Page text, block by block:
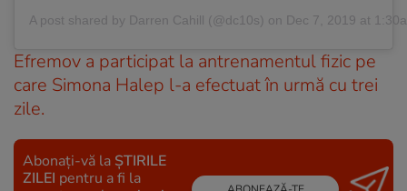
A post shared by Darren Cahill (@dc10s) on Dec 7, 2019 at
Efremov a participat la antrenamentul fizic pe
care Simona Halep l-a efectuat în urmă cu trei
zile.
Abonați-vă la ȘTIRILE
ZILEI pentru a fi la